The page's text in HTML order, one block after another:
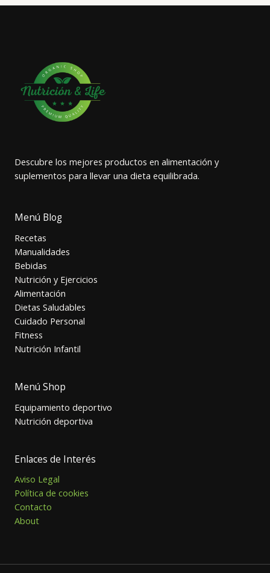
Descubre los mejores productos en alimentación y
suplementos para llevar una dieta equilibrada.
Menú Blog
Recetas
Manualidades
Bebidas
Nutrición y Ejercicios
Alimentación
Dietas Saludables
Cuidado Personal
Fitness
Nutrición Infantil
Menú Shop
Equipamiento deportivo
Nutrición deportiva
Enlaces de Interés
Aviso Legal
Política de cookies
Contacto
About